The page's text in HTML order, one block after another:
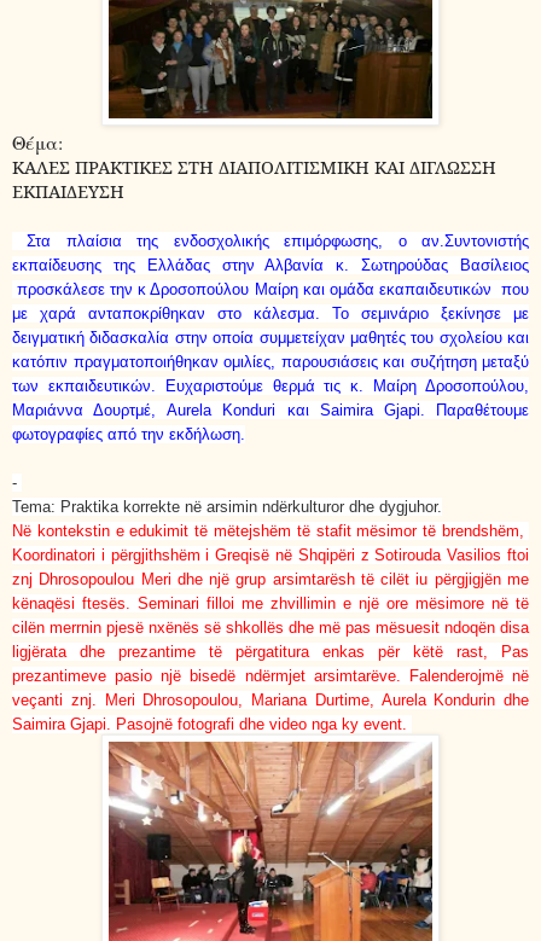
Θέμα:
ΚΑΛΕΣ ΠΡΑΚΤΙΚΕΣ ΣΤΗ ΔΙΑΠΟΛΙΤΙΣΜΙΚΗ ΚΑΙ ΔΙΓΛΩΣΣΗ
ΕΚΠΑΙΔΕΥΣΗ
Στα πλαίσια της ενδοσχολικής επιμόρφωσης, ο αν.Συντονιστής
εκπαίδευσης της Ελλάδας στην Αλβανία κ. Σωτηρούδας Βασίλειος
προσκάλεσε την κ Δροσοπούλου Μαίρη και ομάδα εκαπαιδευτικών που
με χαρά ανταποκρίθηκαν στο κάλεσμα. Το σεμινάριο ξεκίνησε με
δειγματική διδασκαλία στην οποία συμμετείχαν μαθητές του σχολείου και
κατόπιν πραγματοποιήθηκαν ομιλίες, παρουσιάσεις και συζήτηση μεταξύ
των εκπαιδευτικών. Ευχαριστούμε θερμά τις κ. Μαίρη Δροσοπούλου,
Μαριάννα Δουρτμέ, Aurela Konduri και Saimira Gjapi. Παραθέτουμε
φωτογραφίες από την εκδήλωση.
-
Tema: Praktika korrekte në arsimin ndërkulturor dhe dygjuhor.
Në kontekstin e edukimit të mëtejshëm të stafit mësimor të brendshëm,
Koordinatori i përgjithshëm i Greqisë në Shqipëri z Sotirouda Vasilios ftoi
znj Dhrosopoulou Meri dhe një grup arsimtarësh të cilët iu përgjigjën me
kënaqësi ftesës. Seminari filloi me zhvillimin e një ore mësimore në të
cilën merrnin pjesë nxënës së shkollës dhe më pas mësuesit ndoqën disa
ligjërata dhe prezantime të përgatitura enkas për këtë rast, Pas
prezantimeve pasio një bisedë ndërmjet arsimtarëve. Falenderojmë në
veçanti znj. Meri Dhrosopoulou, Mariana Durtime, Aurela Kondurin dhe
Saimira Gjapi. Pasojnë fotografi dhe video nga ky event.